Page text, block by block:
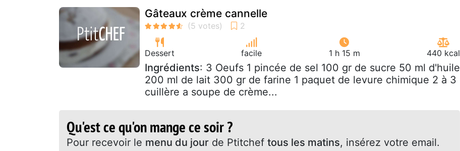
Gâteaux crème cannelle
Dessert facile 1 h 15 m 440 kcal
Ingrédients: 3 Oeufs 1 pincée de sel 100 gr de sucre 50 ml d'huile
200 ml de lait 300 gr de farine 1 paquet de levure chimique 2 à 3
cuillère a soupe de crème...
Qu'est ce qu'on mange ce soir ?
Pour recevoir le menu du jour de Ptitchef tous les matins, insérez votre email.